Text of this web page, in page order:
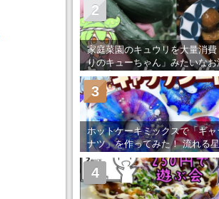
出しを利用し8/9から1週間にわ
家庭菜園のキュウリを大量消
りのキューちゃん」みたいな
みた
2
ホットケーキミックスで「ギ
ナツ」を作ってみた！ 流れる
レンチン・レシピを紹介
3
4